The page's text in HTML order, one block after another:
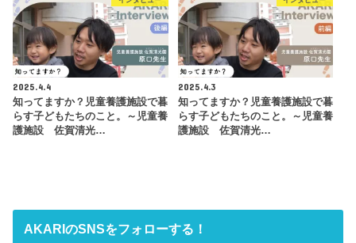
2025.4.4
知ってますか？児童養護施設で暮
らす子どもたちのこと。～児童養
護施設 佐賀清光…
2025.4.3
知ってますか？児童養護施設で暮
らす子どもたちのこと。～児童養
護施設 佐賀清光…
AKARIのSNSをフォローする！